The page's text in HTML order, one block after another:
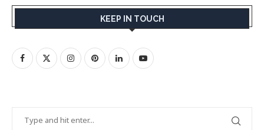
KEEP IN TOUCH